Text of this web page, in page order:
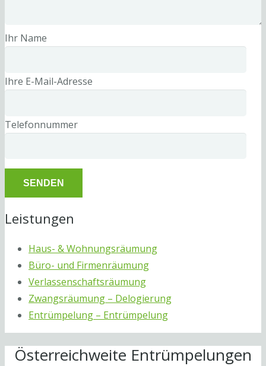
Ihr Name
Ihre E-Mail-Adresse
Telefonnummer
Leistungen
Haus- & Wohnungsräumung
Büro- und Firmenräumung
Verlassenschaftsräumung
Zwangsräumung – Delogierung
Entrümpelung – Entrümpelung
Österreichweite Entrümpelungen